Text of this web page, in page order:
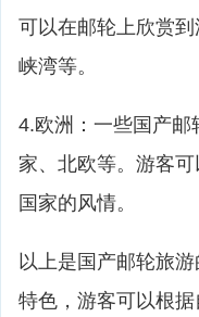
可以在邮轮上欣赏
峡湾等。
4.欧洲：一些国产邮
家、北欧等。游客
国家的风情。
以上是国产邮轮旅
特色，游客可以根